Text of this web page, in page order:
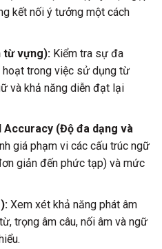
kết nối ý tưởng một cách
từ vựng):Kiểm tra sự đa
hoạt trong việc sử dụng từ
và khả năng diễn đạt lại
Accuracy (Độ đa dạng và
giá phạm vi các cấu trúc ngữ
giản đến phức tạp) và mức
Xem xét khả năng phát âm
trọng âm câu, nối âm và ngữ